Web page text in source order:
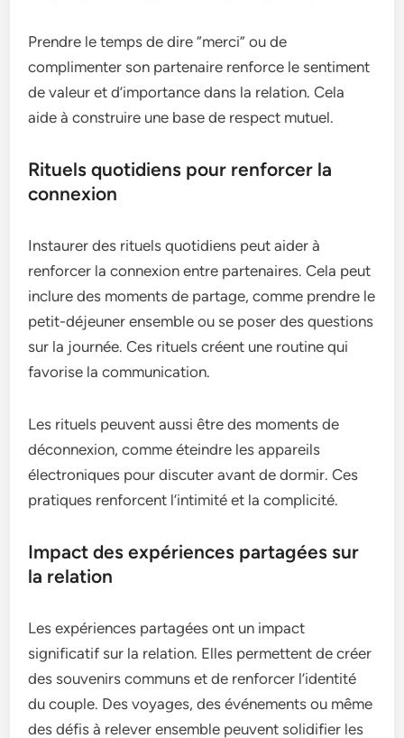
Prendre le temps de dire “merci” ou de
complimenter son partenaire renforce le sentiment
de valeur et d’importance dans la relation. Cela
aide à construire une base de respect mutuel.
Rituels quotidiens pour renforcer la
connexion
Instaurer des rituels quotidiens peut aider à
renforcer la connexion entre partenaires. Cela peut
inclure des moments de partage, comme prendre le
petit-déjeuner ensemble ou se poser des questions
sur la journée. Ces rituels créent une routine qui
favorise la communication.
Les rituels peuvent aussi être des moments de
déconnexion, comme éteindre les appareils
électroniques pour discuter avant de dormir. Ces
pratiques renforcent l’intimité et la complicité.
Impact des expériences partagées sur
la relation
Les expériences partagées ont un impact
significatif sur la relation. Elles permettent de créer
des souvenirs communs et de renforcer l’identité
du couple. Des voyages, des événements ou même
des défis à relever ensemble peuvent solidifier les